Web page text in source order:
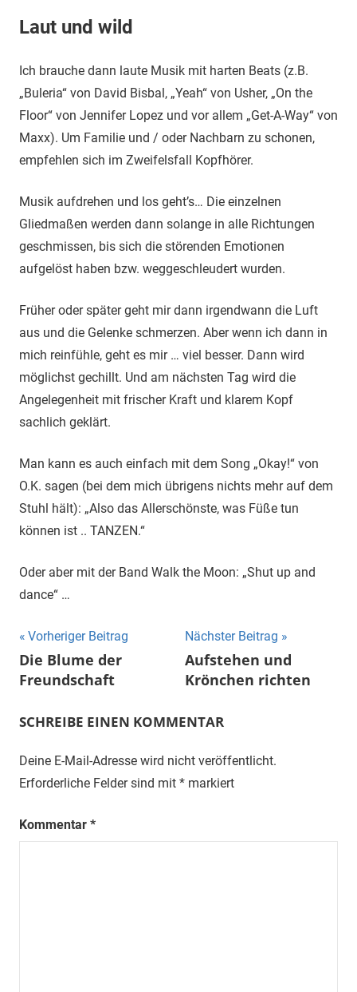
Laut und wild
Ich brauche dann laute Musik mit harten Beats (z.B.
„Buleria“ von David Bisbal, „Yeah“ von Usher, „On the
Floor“ von Jennifer Lopez und vor allem „Get-A-Way“ von
Maxx). Um Familie und / oder Nachbarn zu schonen,
empfehlen sich im Zweifelsfall Kopfhörer.
Musik aufdrehen und los geht’s… Die einzelnen
Gliedmaßen werden dann solange in alle Richtungen
geschmissen, bis sich die störenden Emotionen
aufgelöst haben bzw. weggeschleudert wurden.
Früher oder später geht mir dann irgendwann die Luft
aus und die Gelenke schmerzen. Aber wenn ich dann in
mich reinfühle, geht es mir … viel besser. Dann wird
möglichst gechillt. Und am nächsten Tag wird die
Angelegenheit mit frischer Kraft und klarem Kopf
sachlich geklärt.
Man kann es auch einfach mit dem Song „Okay!“ von
O.K. sagen (bei dem mich übrigens nichts mehr auf dem
Stuhl hält): „Also das Allerschönste, was Füße tun
können ist .. TANZEN.“
Oder aber mit der Band Walk the Moon: „Shut up and
dance“ …
Beitrags-
Navigation
Vorheriger Beitrag
Die Blume der
Freundschaft
Nächster Beitrag
Aufstehen und
Krönchen richten
SCHREIBE EINEN KOMMENTAR
Deine E-Mail-Adresse wird nicht veröffentlicht.
Erforderliche Felder sind mit * markiert
Kommentar *